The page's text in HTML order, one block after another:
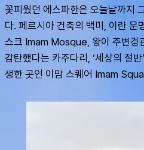
꽃피웠던 에스파한은 오늘날까지
다. 페르시아 건축의 백미, 이란 문
스크 Imam Mosque, 왕이 주변경
감탄했다는 카주다리, ‘세상의 절
생한 곳인 이맘 스퀘어 Imam